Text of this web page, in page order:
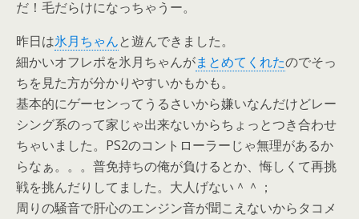
だ！毛だらけになっちゃうー。
昨日は氷月ちゃんと遊んできました。
細かいオフレポを氷月ちゃんがまとめてくれたのでそっ
ちを見た方が分かりやすいかもかも。
基本的にゲーセンってうるさいから嫌いなんだけどレー
シング系のって家じゃ出来ないからちょっとつき合わせ
ちゃいました。PS2のコントローラーじゃ無理があるか
らなぁ。。。普免持ちの俺が負けるとか、悔しくて再挑
戦を挑んだりしてました。大人げない＾＾；
周りの騒音で肝心のエンジン音が聞こえないからタコメ